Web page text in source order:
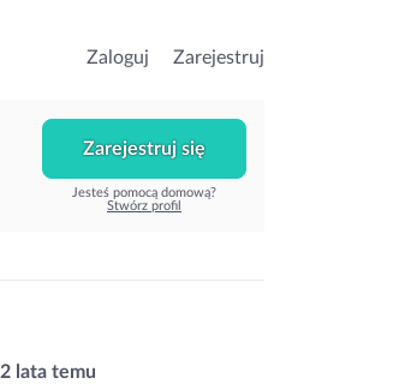
Zaloguj Zarejestruj
Zarejestruj się
Jesteś pomocą domową?
Stwórz profil
2 lata temu